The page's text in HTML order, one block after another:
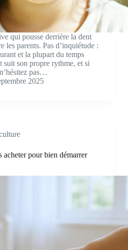
qui pousse derrière la dent
les parents. Pas d’inquiétude :
et la plupart du temps
suit son propre rythme, et si
pas…
2025
acheter pour bien démarrer